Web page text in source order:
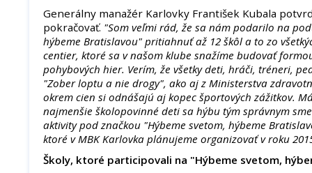
Generálny manažér Karlovky František Kubala
pokračovať. "Som veľmi rád, že sa nám podarilo na
hýbeme Bratislavou" pritiahnuť až 12 škôl a to zo
centier, ktoré sa v našom klube snažíme budovať
pohybových hier. Verím, že všetky deti, hráči, tréneri,
"Zober loptu a nie drogy", ako aj z Ministerstva
okrem cien si odnášajú aj kopec športových zážitkov.
najmenšie školopovinné deti sa hýbu tým správnym
aktivity pod značkou "Hýbeme svetom, hýbeme
ktoré v MBK Karlovka plánujeme organizovať v roku
Školy, ktoré participovali na "Hýbeme svetom,